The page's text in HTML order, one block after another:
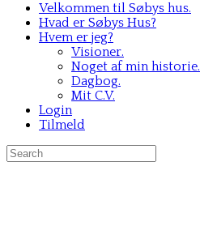
Velkommen til Søbys hus.
Hvad er Søbys Hus?
Hvem er jeg?
Visioner.
Noget af min historie.
Dagbog.
Mit C.V.
Login
Tilmeld
Search
for: